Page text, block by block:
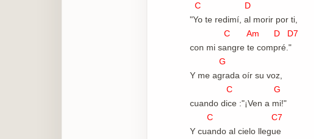
C D
"Yo te redimí, al morir por ti,
C Am D D7
con mi sangre te compré."
G
Y me agrada oír su voz,
C G
cuando dice :"¡Ven a mi!"
C C7
Y cuando al cielo llegue